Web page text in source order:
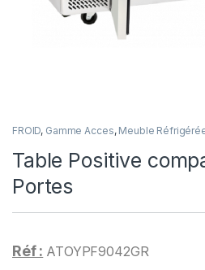
FROID, Gamme Acces, Meuble
Table Positive
Portes
Réf : ATOYPF9042GR